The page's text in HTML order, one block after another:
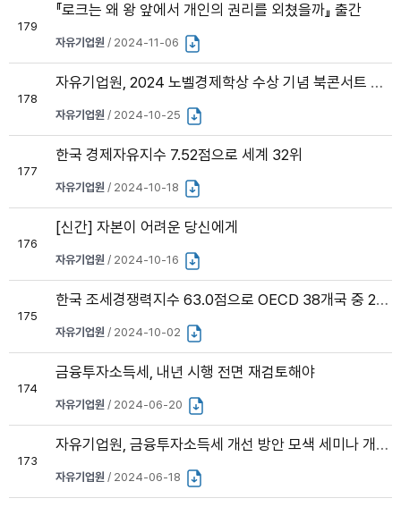
179
『로크는 왜 왕 앞에서 개인의 권리를 외쳤을까』 출간
자유기업원 / 2024-11-06
178
자유기업원, 2024 노벨경제학상 수상 기념 북콘서트 성료
자유기업원 / 2024-10-25
177
한국 경제자유지수 7.52점으로 세계 32위
자유기업원 / 2024-10-18
176
[신간] 자본이 어려운 당신에게
자유기업원 / 2024-10-16
175
한국 조세경쟁력지수 63.0점으로 OECD 38개국 중 24위
자유기업원 / 2024-10-02
174
금융투자소득세, 내년 시행 전면 재검토해야
자유기업원 / 2024-06-20
173
자유기업원, 금융투자소득세 개선 방안 모색 세미나 개최 예정
자유기업원 / 2024-06-18